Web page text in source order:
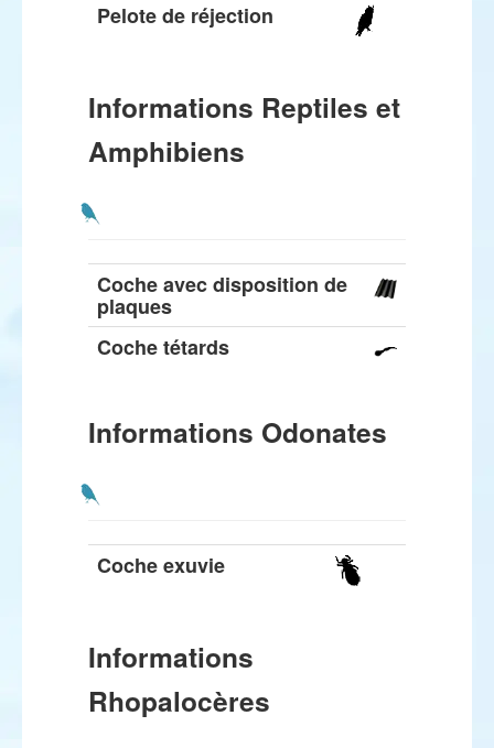
Pelote de réjection
Informations Reptiles et
Amphibiens
Coche avec disposition de
plaques
Coche tétards
Informations Odonates
Coche exuvie
Informations
Rhopalocères